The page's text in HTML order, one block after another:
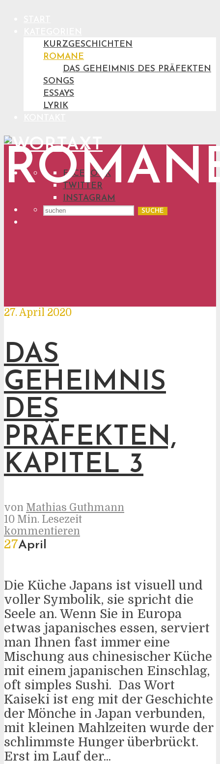
KURZGESCHICHTEN
ROMANE
DAS GEHEIMNIS DES PRÄFEKTEN
SONGS
ESSAYS
LYRIK
FACEBOOK
TWITTER
INSTAGRAM
SUCHE
27. April 2020
DAS
GEHEIMNIS
DES
PRÄFEKTEN,
KAPITEL 3
von Mathias Guthmann
10 Min. Lesezeit
kommentieren
27April
Die Küche Japans ist visuell und
voller Symbolik, sie spricht die
Seele an. Wenn Sie in Europa
etwas japanisches essen, serviert
man Ihnen fast immer eine
Mischung aus chinesischer Küche
mit einem japanischen Einschlag,
oft simples Sushi. Das Wort
Kaiseki ist eng mit der Geschichte
der Mönche in Japan verbunden,
mit kleinen Mahlzeiten wurde der
schlimmste Hunger überbrückt.
Erst im Lauf der...